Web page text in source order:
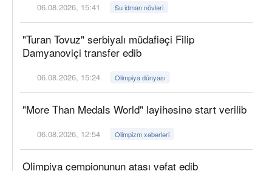
06.08.2026, 15:41 Su idman növləri
"Turan Tovuz" serbiyalı müdafiəçi Filip
Damyanoviçi transfer edib
06.08.2026, 15:24 Olimpiya dünyası
"More Than Medals World" layihəsinə start verilib
06.08.2026, 12:54 Olimpizm xəbərləri
Olimpiya çempionunun atası vəfat edib